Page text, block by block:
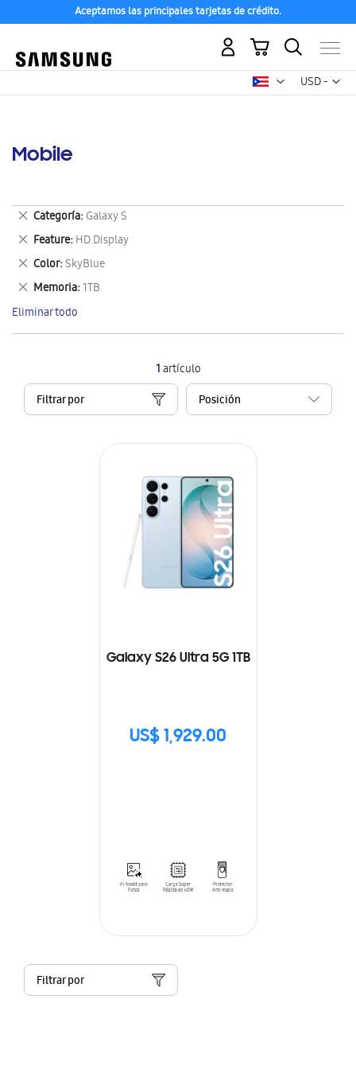
Aceptamos las principales tarjetas de crédito.
USD -
dólar
Mi carrito
Mobile
1artículo
Filtrar por
Galaxy S26 Ultra 5G 1TB
US$ 1,929.00
Filtrar por
Categoría Galaxy S
Eliminar
este
artículo
Feature HD Display
Eliminar
este
artículo
Color SkyBlue
Eliminar
este
artículo
Memoria 1TB
Eliminar
este
artículo
Eliminar todo